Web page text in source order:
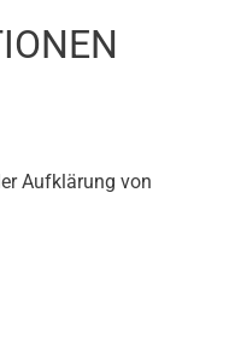
Aufklärung von